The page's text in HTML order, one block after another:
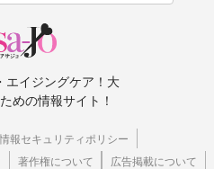
エイジングケア！大
めの情報サイト！
報セキュリティポリシー
著作権について 広告掲載について